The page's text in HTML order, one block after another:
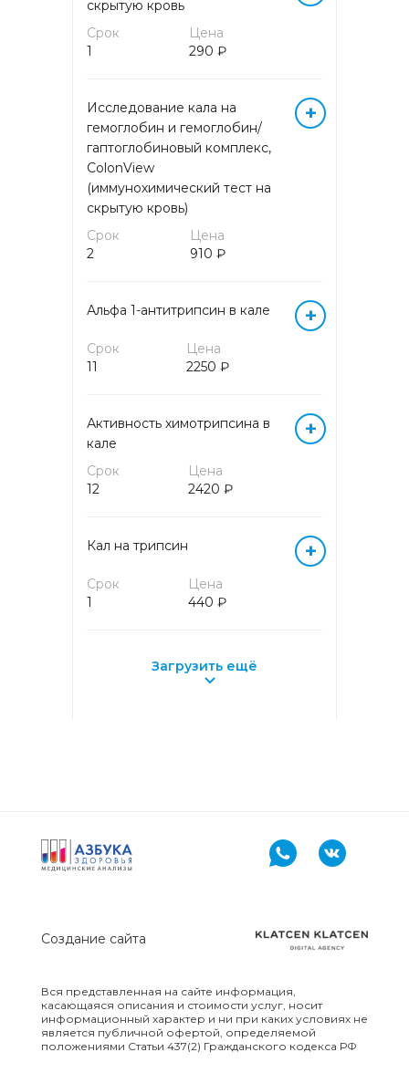
МОЛЕКУЛЯРНО-
ГЕНЕТИЧЕСКИЕ
ИССЛЕДОВАНИЯ
ПАТОМОРФОЛОГИЧЕСКИЕ
ИССЛЕДОВАНИЯ
ПРОГРАММЫ
ЗАБОЛЕВАНИЙ
УСЛУГИ
ИССЛЕДОВАНИЯ
ХИМИКО-
ТОКСИКОЛОГИЧЕСКИЕ
АЦИЛКАРНИТИНЫ)
ТОКСИКОЛОГИЧЕСКИЕ
(МЕТАБОЛИТЫ И ИХ
ПРОИЗВОДНЫЕ)
ТОКСИКОЛОГИЧЕСКИЕ
ХИМИКО-
ТОКСИКОЛОГИЧЕСКИЕ
ИССЛЕДОВАНИЯ
(ОКСИДАТИВНЫЙ СТРЕСС)
скрытую кровь
Срок
1
Цена
290 ₽
Исследование кала на
гемоглобин и гемоглобин/
гаптоглобиновый комплекс,
ColonView
(иммунохимический тест на
скрытую кровь)
Срок
2
Цена
910 ₽
+
Альфа 1-антитрипсин в кале
Срок
11
Цена
2250 ₽
+
Активность химотрипсина в
кале
Срок
12
Цена
2420 ₽
+
Кал на трипсин
Срок
1
Цена
440 ₽
+
Загрузить ещё
Вся представленная на сайте информация,
касающаяся описания и стоимости услуг, носит
информационный характер и ни при каких условиях не
является публичной офертой, определяемой
положениями Статьи 437(2) Гражданского кодекса РФ
Создание сайта